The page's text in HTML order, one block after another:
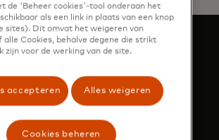
voor je als je
de 'Beheer cookies'-tool onderaan het
als een link in plaats van een knop
sites). Dit omvat het weigeren van
alle Cookies, behalve degene die strikt
zijn voor de werking van de site.
accepteren Alles weigeren
Cookies beheren